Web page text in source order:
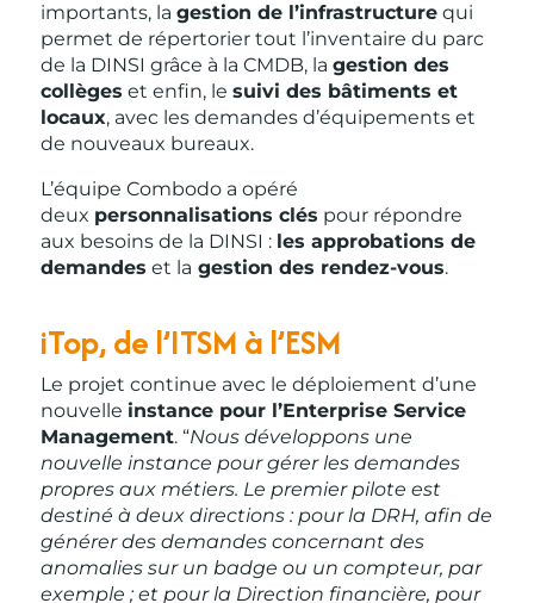
importants, la gestion de l’infrastructurequi
permet de répertorier tout l’inventaire du parc
de la DINSI grâce à la CMDB, la gestion des
collèges et enfin, le suivi des bâtiments et
locaux, avec les demandes d’équipements et
de nouveaux bureaux.
L’équipe Combodo a opéré
deux personnalisations clés pour répondre
aux besoins de la DINSI : les approbations de
demandes et la gestion des rendez-vous.
iTop, de l’ITSM à l’ESM
Le projet continue avec le déploiement d’une
nouvelle instance pour l’Enterprise Service
Management. “Nous développons une
nouvelle instance pour gérer les demandes
propres aux métiers. Le premier pilote est
destiné à deux directions : pour la DRH, afin de
générer des demandes concernant des
anomalies sur un badge ou un compteur, par
exemple ; et pour la Direction financière, pour